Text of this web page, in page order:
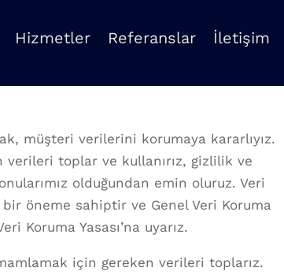
Hizmetler Referanslar İletişim
müşteri verilerini korumaya kararlıyız.
toplar ve kullanırız, gizlilik ve
olduğundan emin oluruz. Veri
öneme sahiptir ve Genel Veri Koruma
Koruma Yasası’na uyarız.
için gereken verileri toplarız.